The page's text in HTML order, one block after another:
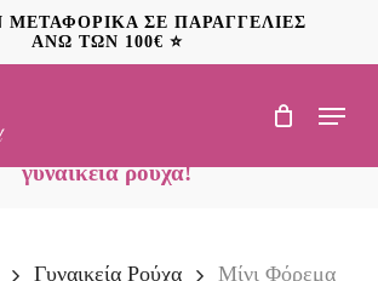
ΜΕΤΑΦΟΡΙΚΑ ΣΕ ΠΑΡΑΓΓΕΛΙΕΣ
ΑΝΩ ΤΩΝ 100€ ⭐
Menu
γυναικεία ρούχα!
Γυναικεία Ρούχα
Μίνι Φόρεμα